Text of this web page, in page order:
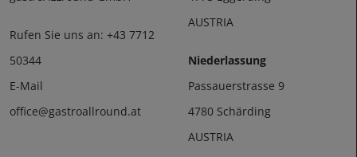
Rufen Sie uns an: +43 7712
50344
E-Mail
office@gastroallround.at
AUSTRIA
Niederlassung
Passauerstrasse 9
4780 Schärding
AUSTRIA